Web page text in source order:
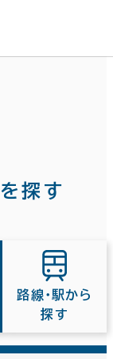
探す
路線・駅から
探す